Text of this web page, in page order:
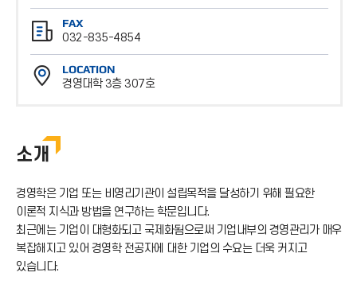
전
화
번
호
FAX
032-835-4854
팩
스
번
LOCATION
경영대학 3층 307호
소개
경영학은 기업 또는 비영리기관이 설립목적을 달성하기 위해 필요한
이론적 지식과 방법을 연구하는 학문입니다.
최근에는 기업이 대형화되고 국제화됨으로써 기업내부의 경영관리가 매우
복잡해지고 있어 경영학 전공자에 대한 기업의 수요는 더욱 커지고
있습니다.